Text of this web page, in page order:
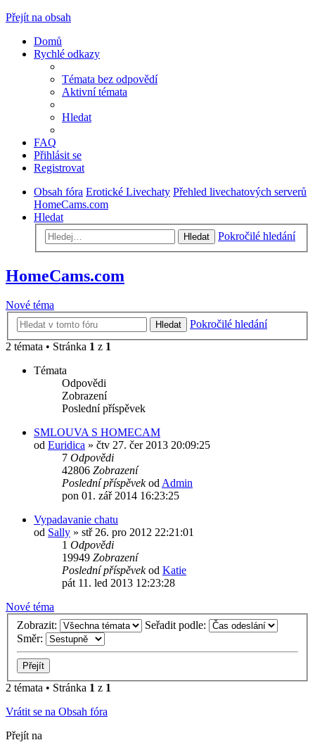
Přejít na obsah
Domů
Rychlé odkazy
Témata bez odpovědí
Aktivní témata
Hledat
FAQ
Přihlásit se
Registrovat
Obsah fóra Erotické Livechaty Přehled livechatových serverů
HomeCams.com
Hledat
Hledat Pokročilé hledání
HomeCams.com
Nové téma
Hledat
Pokročilé hledání
2 témata • Stránka 1 z 1
Témata
Odpovědi
Zobrazení
Poslední příspěvek
SMLOUVA S HOMECAM
od Euridica » čtv 27. čer 2013 20:09:25
7 Odpovědi
42806 Zobrazení
Poslední příspěvekod Admin
pon 01. zář 2014 16:23:25
Vypadavanie chatu
od Sally » stř 26. pro 2012 22:21:01
1 Odpovědi
19949 Zobrazení
Poslední příspěvekod Katie
pát 11. led 2013 12:23:28
Nové téma
Zobrazit:
Seřadit podle:
Směr:
2 témata • Stránka 1 z 1
Vrátit se na Obsah fóra
Přejít na